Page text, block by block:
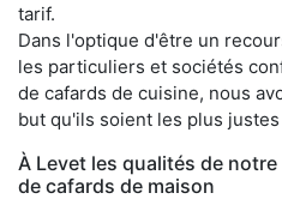
tarif.
Dans l'optique d'être un
les particuliers et sociétés
de cafards de cuisine, nous
but qu'ils soient les plus
À Levet les qualités de
de cafards de maison